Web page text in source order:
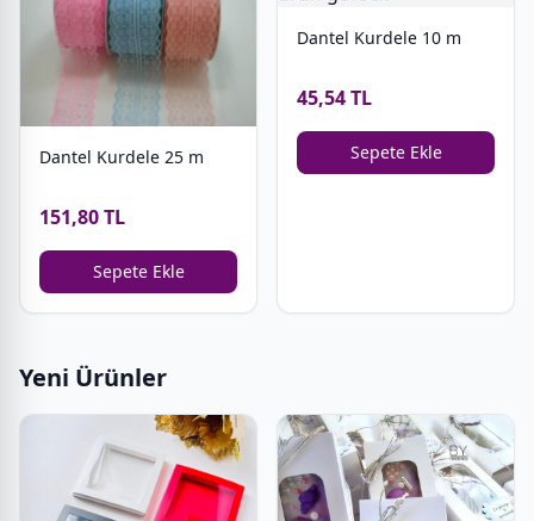
Dantel Kurdele 25 m
151,80 TL
Sepete Ekle
Dantel Kurdele 10 m
45,54 TL
Sepete Ekle
Yeni Ürünler